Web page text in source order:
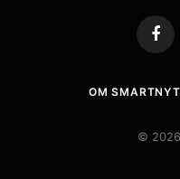
OM SMARTNYT
© 2026